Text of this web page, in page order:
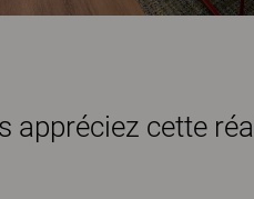
appréciez cette